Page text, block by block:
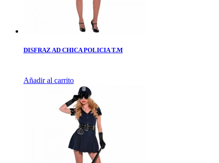
DISFRAZ AD CHICA POLICIA T.M
Añadir al carrito